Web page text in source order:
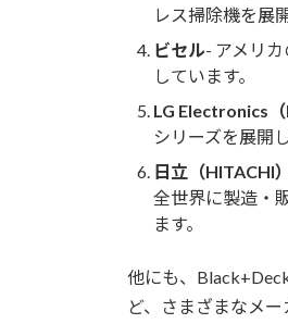
レス掃除機を展
ビセル- アメリ
しています。
LG Electronics（
シリーズを展開
日立（HITACHI）
全世界に製造・
ます。
他にも、
ど、さまざまなメ